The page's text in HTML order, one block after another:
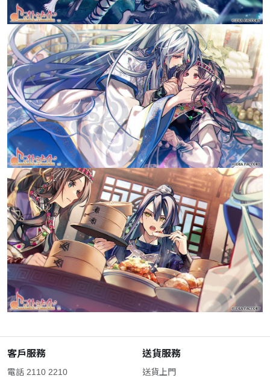
客戶服務
電話 2110 2210
送貨服務
送貨上門